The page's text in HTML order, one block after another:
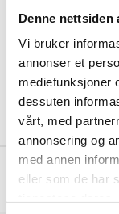
Denne nettsiden
Vi bruker
annonser et
mediefunksjoner
dessuten
vårt, med
annonsering og
med annen
eller som de har